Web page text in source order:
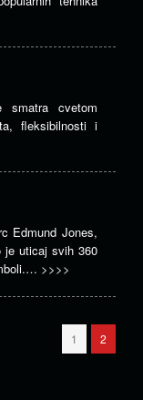
smatra cvetom
fleksibilnosti i
Edmund Jones,
je uticaj svih 360
>>>>
1 2